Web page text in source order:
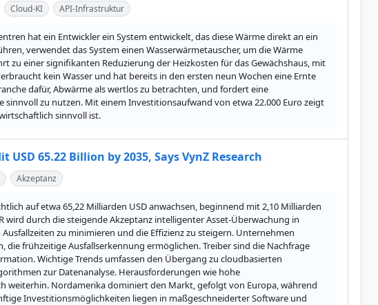
Cloud-KI API-Infrastruktur
hat ein Entwickler ein System entwickelt, das diese Wärme direkt an ein
verwendet das System einen Wasserwärmetauscher, um die Wärme
zu einer signifikanten Reduzierung der Heizkosten für das Gewächshaus, mit
kein Wasser und hat bereits in den ersten neun Wochen eine Ernte
dafür, Abwärme als wertlos zu betrachten, und fordert eine
zu nutzen. Mit einem Investitionsaufwand von etwa 22.000 Euro zeigt
sinnvoll ist.
65.22 Billion by 2035, Says VynZ Research
Akzeptanz
auf etwa 65,22 Milliarden USD anwachsen, beginnend mit 2,10 Milliarden
wird durch die steigende Akzeptanz intelligenter Asset-Überwachung in
zu minimieren und die Effizienz zu steigern. Unternehmen
frühzeitige Ausfallserkennung ermöglichen. Treiber sind die Nachfrage
Wichtige Trends umfassen den Übergang zu cloudbasierten
zur Datenanalyse. Herausforderungen wie hohe
Nordamerika dominiert den Markt, gefolgt von Europa, während
Investitionsmöglichkeiten liegen in maßgeschneiderter Software und